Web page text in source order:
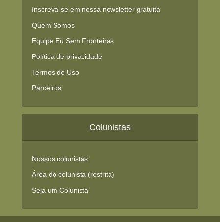
Inscreva-se em nossa newsletter gratuita
Quem Somos
Equipe Eu Sem Fronteiras
Política de privacidade
Termos de Uso
Parceiros
Colunistas
Nossos colunistas
Área do colunista (restrita)
Seja um Colunista